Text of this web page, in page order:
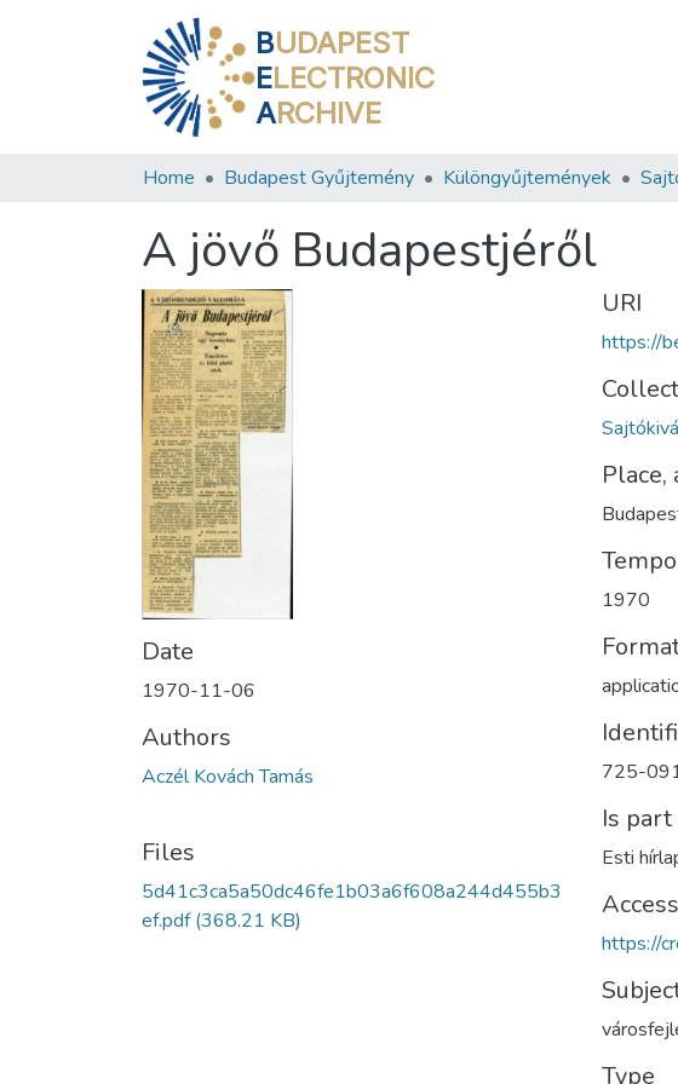
BUDAPEST
ELECTRONIC
ARCHIVE
Home Budapest Gyűjtemény Különgyűjtemények
A jövő Budapestjéről
Date
1970-11-06
Authors
Aczél Kovách Tamás
Files
5d41c3ca5a50dc46fe1b03a6f608a244d455b3
ef.pdf(368.21 KB)
URI
https://
Place,
1970
725-
Is
Esti
https://
Type